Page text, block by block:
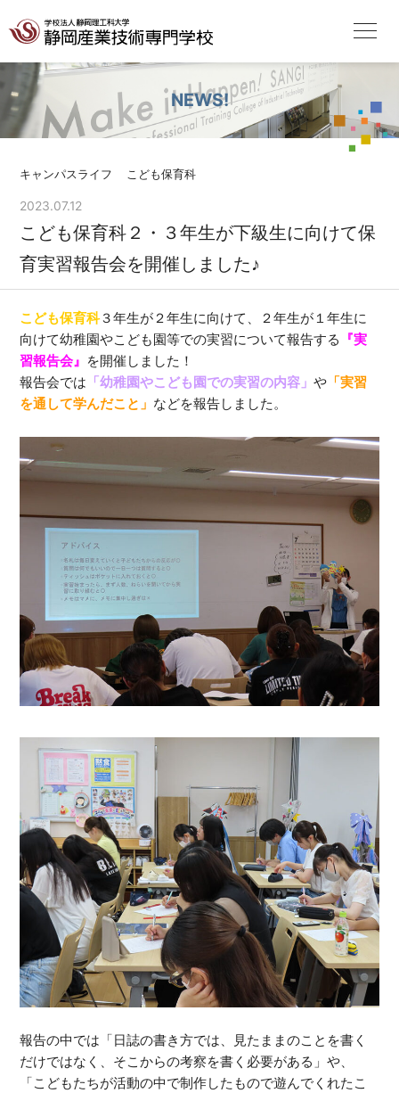
NEWS!
キャンパスライフ こども保育科
2023.07.12
こども保育科２・３年生が下級生に向けて保
育実習報告会を開催しました♪
こども保育科３年生が２年生に向けて、２年生が１年生に
向けて幼稚園やこども園等での実習について報告する 『実
習報告会』 を開催しました！
報告会では 「幼稚園やこども園での実習の内容」や 「実習
を通して学んだこと」 などを報告しました。
報告の中では「日誌の書き方では、見たままのことを書く
だけではなく、そこからの考察を書く必要がある」や、
「こどもたちが活動の中で制作したもので遊んでくれたこ